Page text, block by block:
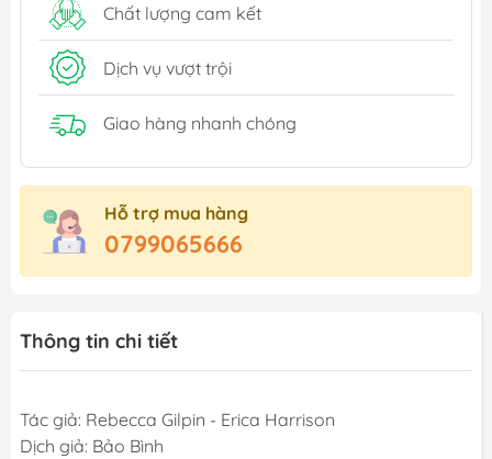
Chất lượng cam kết
Dịch vụ vượt trội
Giao hàng nhanh chóng
Hỗ trợ mua hàng
0799065666
Thông tin chi tiết
Tác giả: Rebecca Gilpin - Erica Harrison
Dịch giả: Bảo Bình